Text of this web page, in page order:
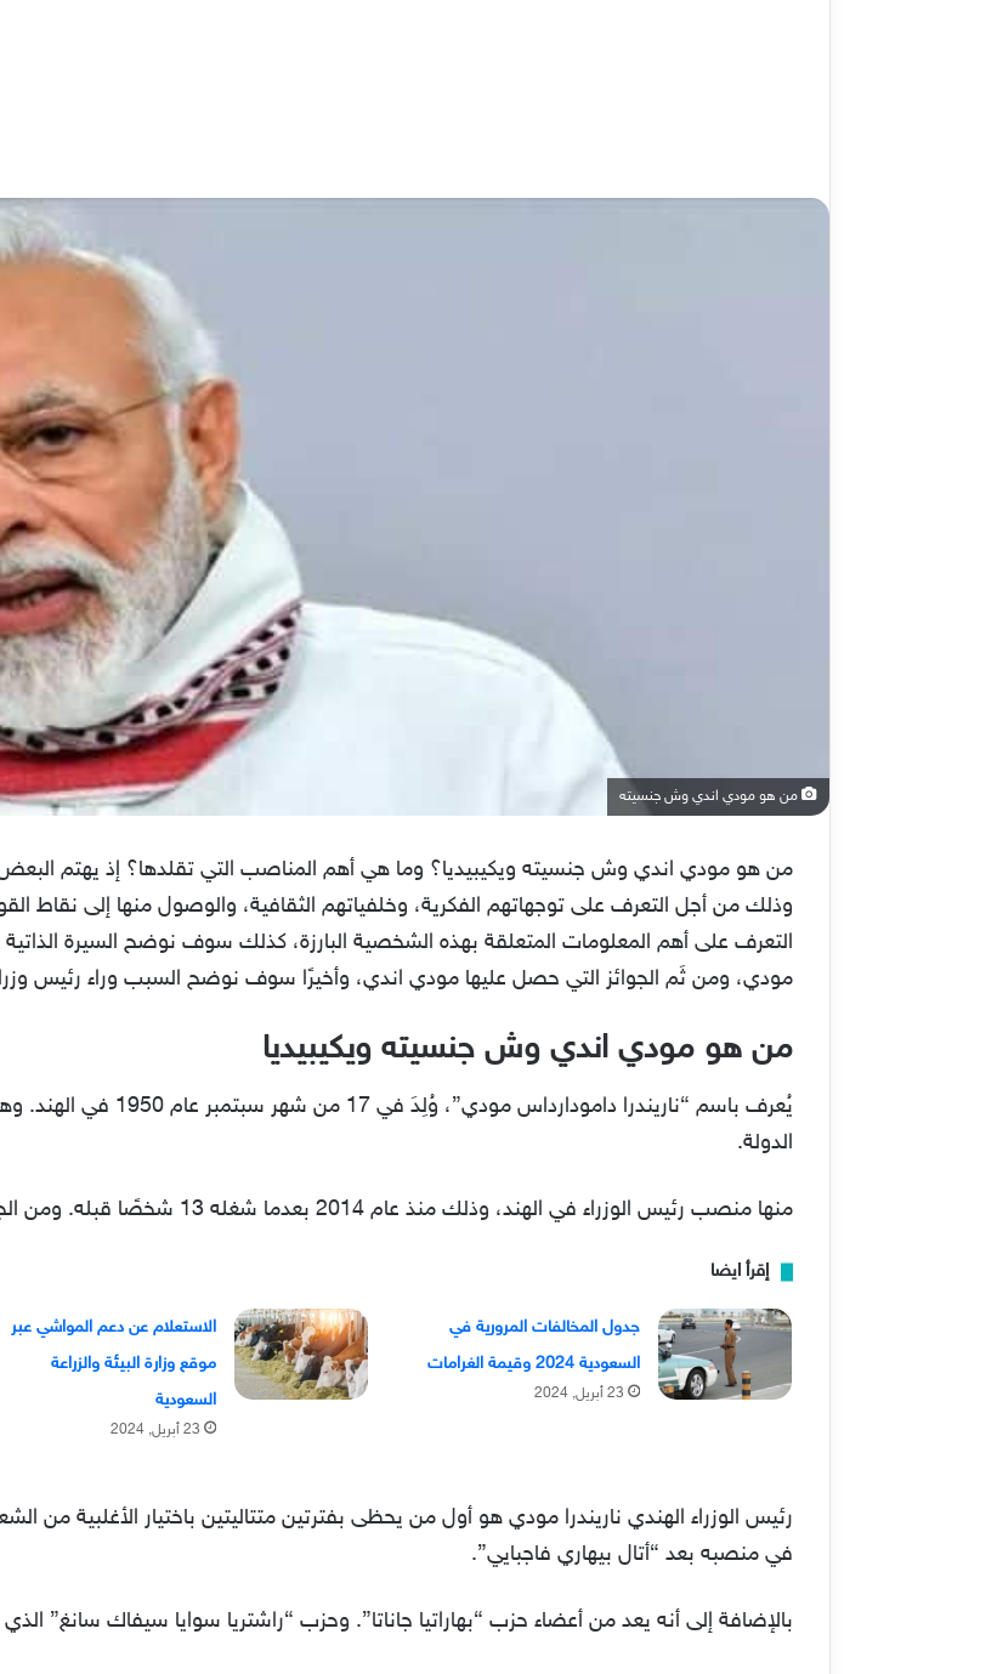
من هو مودي اندي وش جنسيته
من هو مودي اندي وش جنسيته ويكيبيديا؟ وما هي أهم المناصب التي تقلدها؟ إذ يهتم البعض
وذلك من أجل التعرف على توجهاتهم الفكرية، وخلفياتهم الثقافية، والوصول منها إلى نقاط
التعرف على أهم المعلومات المتعلقة بهذه الشخصية البارزة، كذلك سوف نوضح السيرة الذاتية
مودي، ومن ثَم الجوائز التي حصل عليها مودي اندي، وأخيرًا سوف نوضح السبب وراء رئيس
من هو مودي اندي وش جنسيته ويكيبيديا
يُعرف باسم “ناريندرا
الدولة.
منها منصب رئيس الوزراء في الهند، وذلك منذ عام 2014 بعدما شغله 13 شخصًا قبله. ومن الجدير بالذكر أنه ما زال يعتليه حتى الآن.
إقرأ ايضا
جدول المخالفات المرورية في
السعودية 2024 وقيمة الغرامات
23 أبريل, 2024
الاستعلام عن دعم المواشي عبر
موقع وزارة البيئة والزراعة
السعودية
23 أبريل, 2024
رئيس الوزراء الهندي ناريندرا مودي هو أول من يحظى بفترتين متتاليتين باختيار الأغلبية
في منصبه بعد “أتال بيهاري فاجبايي”.
بالإضافة إلى أنه يعد من أعضاء حزب “بهاراتيا جاناتا”. وحزب “راشتريا سوايا سيفاك سانغ”